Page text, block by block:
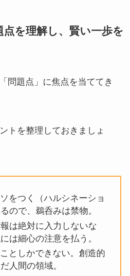
を理解し、賢い一歩を
問題点」に焦点を当ててき
トを整理しておきましょ
をつく（ハルシネーショ
ので、鵜呑みは禁物。
は絶対に入力しないな
は細心の注意を払う。
としかできない。創造的
人間の領域。